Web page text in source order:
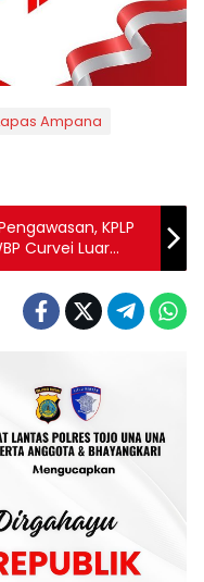
Ampana
KPLP
Curvei Luar
yang